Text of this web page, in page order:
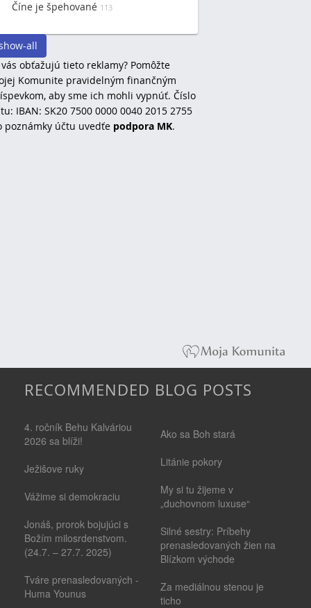
Číne je špehované 113
all
obťažujú tieto reklamy? Pomôžte
Komunite pravidelným finančným
aby sme ich mohli vypnúť. Číslo
IBAN: SK20 7500 0000 0040 2015 2755
poznámky účtu uvedťe podpora MK.
RECOMMENDED BLOG POSTS
4. ročník Behu Kalváriou
2026 sa blíži!
Ježišove ruky
Vážime si demokraciu
Jonáš, prorok bojujúci s
Božím milosrdenstvom.
(24.7. – 27.7. 2025)
Tváre prenasledovaných -
Huma Younus
Ako sa Boh stará
Litánie pokory
My si tu žijeme v
„duchovnom luxuse“
Silné sestry: Príbehy
prenasledovaných žien na
Blízkom východe
Za mediálnou stenou je
ticho